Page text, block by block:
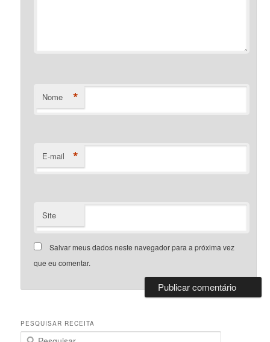
Nome *
E-mail *
Site
Salvar meus dados neste navegador para a próxima vez
que eu comentar.
PESQUISAR RECEITA